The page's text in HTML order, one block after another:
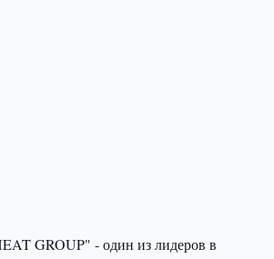
GROUP" - один из лидеров в